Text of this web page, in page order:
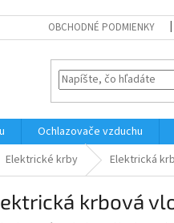
OBCHODNÉ PODMIENKY
Ochlazovače vzduchu
Elektrické krby Elektrická
krbová